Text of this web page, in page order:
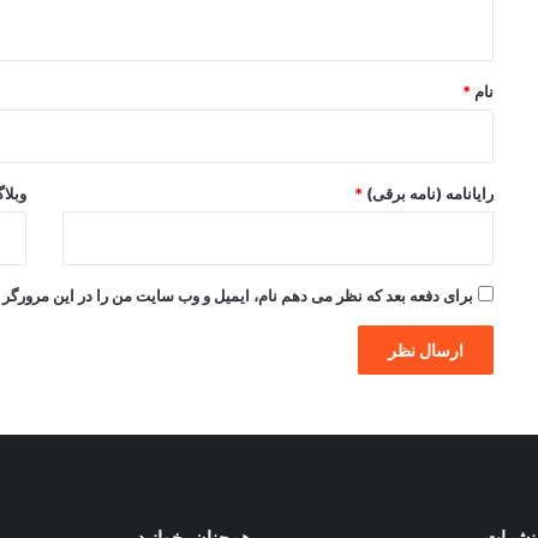
نام *
رایانامه (نامه برقی) *
برای دفعه بعد که نظر می دهم نام، ایمیل و وب سایت من را در این مرورگر